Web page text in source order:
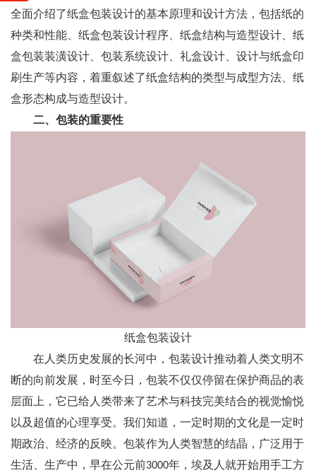
全面介绍了纸盒包装设计的基本原理和设计方法，包括纸的
种类和性能、纸盒包装设计程序、纸盒结构与造型设计、纸
盒包装装潢设计、包装系统设计、礼盒设计、设计与纸盒印
刷生产等内容，着重叙述了纸盒结构的类型与成型方法、纸
盒形态构成与造型设计。
二、包装的重要性
纸盒包装设计
在人类历史发展的长河中，包装设计推动着人类文明不
断的向前发展，时至今日，包装不仅仅停留在保护商品的表
层面上，它已给人类带来了艺术与科技完美结合的视觉愉悦
以及超值的心理享受。我们知道，一定时期的文化是一定时
期政治、经济的反映。包装作为人类智慧的结晶，广泛用于
生活、生产中，早在公元前3000年，埃及人就开始用手工方